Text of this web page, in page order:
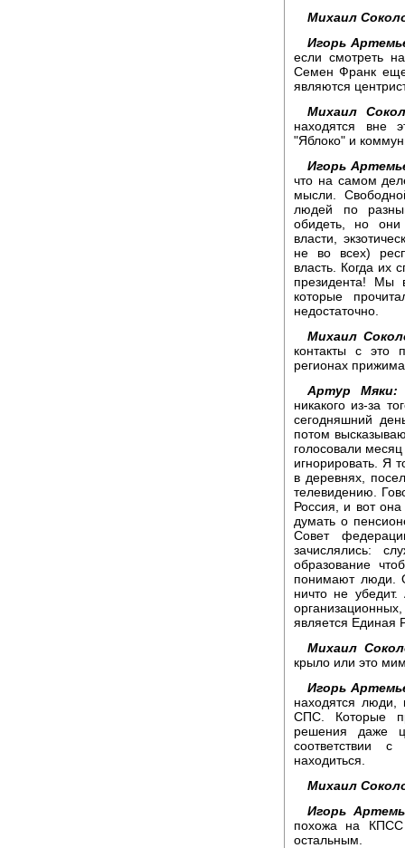
Михаил
Игорь
если смотреть
Семен Франк
являются
Михаил
находятся вне
"Яблоко" и
Игорь
что на самом
мысли.
людей по
обидеть, но
власти,
не во всех)
власть. Когда их
президента! Мы
которые
недостаточно.
Михаил
контакты с это
регионах
Артур Мяки:
никакого из-за
сегодняшний
потом
голосовали
игнорировать. Я
в деревнях,
телевидению.
Россия, и вот
думать о
Совет
зачислялись:
образование
понимают люди.
ничто не
является Единая
Михаил
крыло или это
Игорь
находятся люди,
СПС. Которые
решения даже
соответствии
находиться.
Михаил
Игорь
похожа на КПСС
остальным.